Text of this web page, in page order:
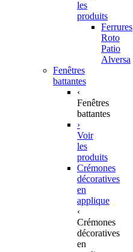
les
produits
Ferrures
Roto
Patio
Alversa
Fenêtres
battantes
‹
Fenêtres
battantes
›
Voir
les
produits
Crémones
décoratives
en
applique
‹
Crémones
décoratives
en